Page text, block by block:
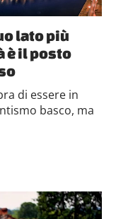
lato più
è il posto
di essere in
basco, ma